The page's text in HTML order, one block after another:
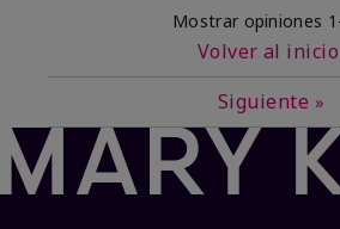
Mostrar opiniones
Volver al inicio
Siguiente »